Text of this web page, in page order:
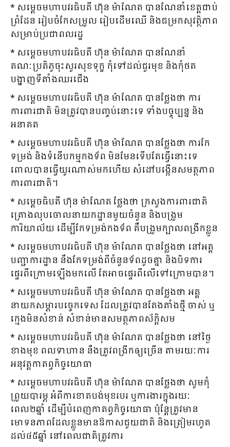
* សម្ដេចមហាបវរធិបតី ហ៊ុន ម៉ាណែត បានណែនាំខេត្តជាប់
ព្រំដែន រៀបចំកែសម្រួល រៀបដើមឈើ និងជម្រកសុវត្ថិភាព
សម្រាប់ប្រជាពលរដ្ឋ
* សម្ដេចមហាបវរធិបតី ហ៊ុន ម៉ាណែត បានណែនាំ
គណៈប្រតិភូចុះសួរសុខទុក្ខ កុំទៅដល់ជួរមុខ និងកុំថត
បង្ហាញទីតាំងឈរជើង
* សម្ដេចមហាបវរធិបតី ហ៊ុន ម៉ាណែត បានថ្លែងថា ការ
ការពារជាតិ មិនត្រូវបានបញ្ចប់នោះទេ ទាំងបច្ចុប្បន្ន និង
អនាគត
* សម្ដេចមហាបវរធិបតី ហ៊ុន ម៉ាណែត បានថ្លែងថា ការកែ
ទម្រង់ និងទំនើបកម្មកងទ័ព មិនមែនទើបតែធ្វើនោះទេ
ពោលបានធ្វើយូរណាស់មកហើយ សំដៅបង្កើនសមត្ថភាព
ការពារជាតិ។
* សម្ដេចធិបតី ហ៊ុន ម៉ាណែត ថ្លែងថា ក្រសួងការពារជាតិ
គ្រោងលុបចោលនាយកដ្ឋានមួយចំនួន និងបង្រួម
ការិយាល័យ ដើម្បីកែទម្រង់កងទ័ព គឺបង្រួមក្បាលពង្រីកខ្លួន
* សម្ដេចមហាបវរធិបតី ហ៊ុន ម៉ាណែត បានថ្លែងថា នៅអគ្គ
បញ្ជាការដ្ឋាន នឹងកែទម្រង់ពីចំនួនទ័ពដូចគ្នា និងបិទការ
ផ្ទេរពីក្រោមឡើងមកលើ តែអាចផ្ទេរពីលើទៅក្រោមបាន។
* សម្ដេចមហាបវរធិបតី ហ៊ុន ម៉ាណែត បានថ្លែងថា អគ្គ
នាយកសម្ភារបច្ចេកទេស ដែលត្រូវបានតែងតាំងថ្មី ចាស់ ឬ
ក្មេងមិនសំខាន់ សំខាន់មានសមត្ថភាពស័ក្ដិសម
* សម្ដេចមហាបវរធិបតី ហ៊ុន ម៉ាណែត បានថ្លែងថា នៅថ្ងៃ
ខាងមុខ ពលទាហាន នឹងត្រូវពង្រីកឲ្យច្រើន តាមរយៈការ
អនុវត្តកាតព្វកិច្ចយោធា
* សម្ដេចមហាបវរធិបតី ហ៊ុន ម៉ាណែត បានថ្លែងថា សូមកុំ
ព្រួយបារម្ភ អំពីការខាតបង់មុខរបរ ឬការងារក្នុងរយៈ
ពេល២ឆ្នាំ ដើម្បីបំពេញកាតព្វកិច្ចយោធា ប៉ុន្ដែត្រូវមាន
មោទនភាពដែលខ្លួនមានឱកាសជួយជាតិ និងត្រៀមរហូត
ដល់៤៥ឆ្នាំ នៅពេលជាតិត្រូវការ